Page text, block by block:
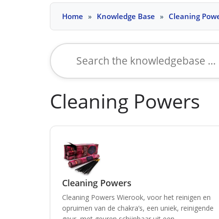
Home Knowledge Base Cleaning
Search
for:
Cleaning Powers
Cleaning Powers
Cleaning Powers Wierook, voor het reinigen en
opruimen van de chakra’s, een uniek, reinigende